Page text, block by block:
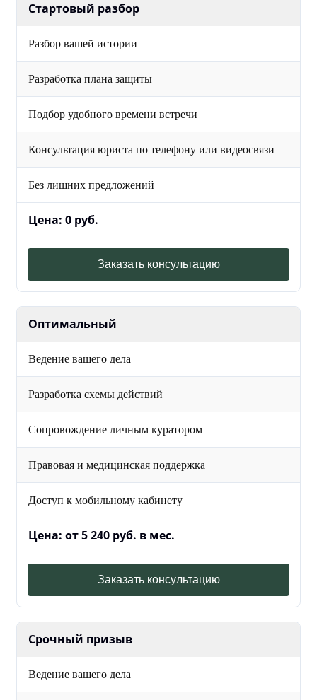
Стартовый разбор
Разбор вашей истории
Разработка плана защиты
Подбор удобного времени встречи
Консультация юриста по телефону или видеосвязи
Без лишних предложений
Цена: 0 руб.
Заказать консультацию
Оптимальный
Ведение вашего дела
Разработка схемы действий
Сопровождение личным куратором
Правовая и медицинская поддержка
Доступ к мобильному кабинету
Цена: от 5 240 руб. в мес.
Заказать консультацию
Срочный призыв
Ведение вашего дела